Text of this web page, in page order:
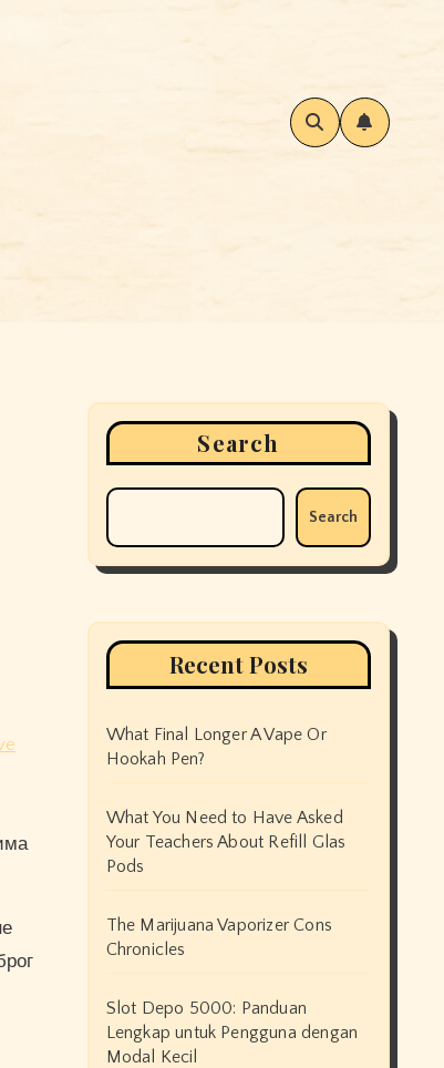
Search
Search
Recent Posts
What Final Longer A Vape Or
Hookah Pen?
What You Need to Have Asked
Your Teachers About Refill Glas
Pods
The Marijuana Vaporizer Cons
Chronicles
Slot Depo 5000: Panduan
Lengkap untuk Pengguna dengan
Modal Kecil